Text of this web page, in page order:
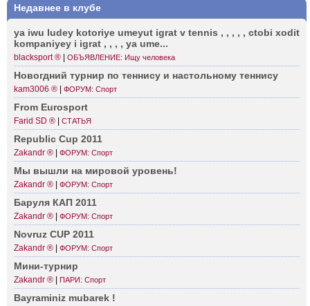
Недавнее в клубе
ya iwu ludey kotoriye umeyut igrat v tennis , , , , , ctobi xodit
kompa­niyey i igrat , , , , ya ume...
blacksport ® ОБЪЯВЛЕНИЕ: Ищу человека
Новогдний турнир по теннису и насто­льному теннису
kam3006 ® ФОРУМ: Спорт
From Eurosport
Farid SD ® СТАТЬЯ
Republic Cup 2011
Zakandr ® ФОРУМ: Спорт
Мы вышли на мировой уровень!
Zakandr ® ФОРУМ: Спорт
Баруля КАП 2011
Zakandr ® ФОРУМ: Спорт
Novruz CUP 2011
Zakandr ® ФОРУМ: Спорт
Мини-­турнир
Zakandr ® ПАРИ: Спорт
Bayra­miniz mubarek !